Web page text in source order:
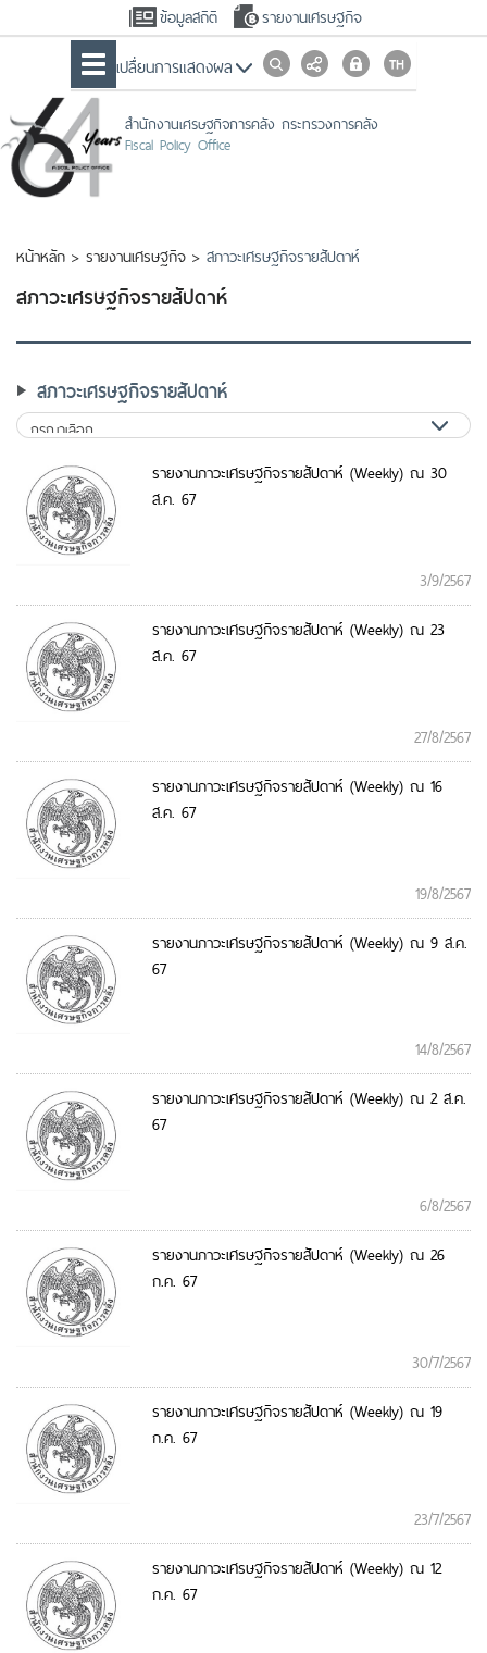
ข้อมูลสถิติ รายงานเศรษฐกิจ
เปลื่ยนการแสดงผล
สำนักงานเศรษฐกิจการคลัง กระทรวงการคลัง
Fiscal Policy Office
หน้าหลัก > รายงานเศรษฐกิจ > สภาวะเศรษฐกิจรายสัปดาห์
สภาวะเศรษฐกิจรายสัปดาห์
สภาวะเศรษฐกิจรายสัปดาห์
รายงานภาวะเศรษฐกิจรายสัปดาห์ (Weekly) ณ 30
ส.ค. 67
3/9/2567
รายงานภาวะเศรษฐกิจรายสัปดาห์ (Weekly) ณ 23
ส.ค. 67
27/8/2567
รายงานภาวะเศรษฐกิจรายสัปดาห์ (Weekly) ณ 16
ส.ค. 67
19/8/2567
รายงานภาวะเศรษฐกิจรายสัปดาห์ (Weekly) ณ 9 ส.ค.
67
14/8/2567
รายงานภาวะเศรษฐกิจรายสัปดาห์ (Weekly) ณ 2 ส.ค.
67
6/8/2567
รายงานภาวะเศรษฐกิจรายสัปดาห์ (Weekly) ณ 26
ก.ค. 67
30/7/2567
รายงานภาวะเศรษฐกิจรายสัปดาห์ (Weekly) ณ 19
ก.ค. 67
23/7/2567
รายงานภาวะเศรษฐกิจรายสัปดาห์ (Weekly) ณ 12
ก.ค. 67